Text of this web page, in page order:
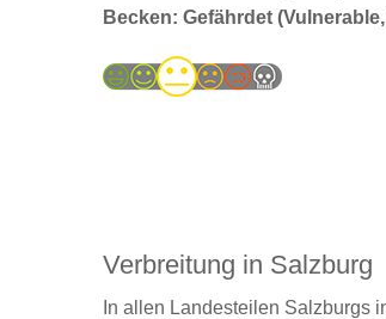
Becken: Gefährdet
Verbreitung in Salzburg
In allen Landesteilen Salzburgs